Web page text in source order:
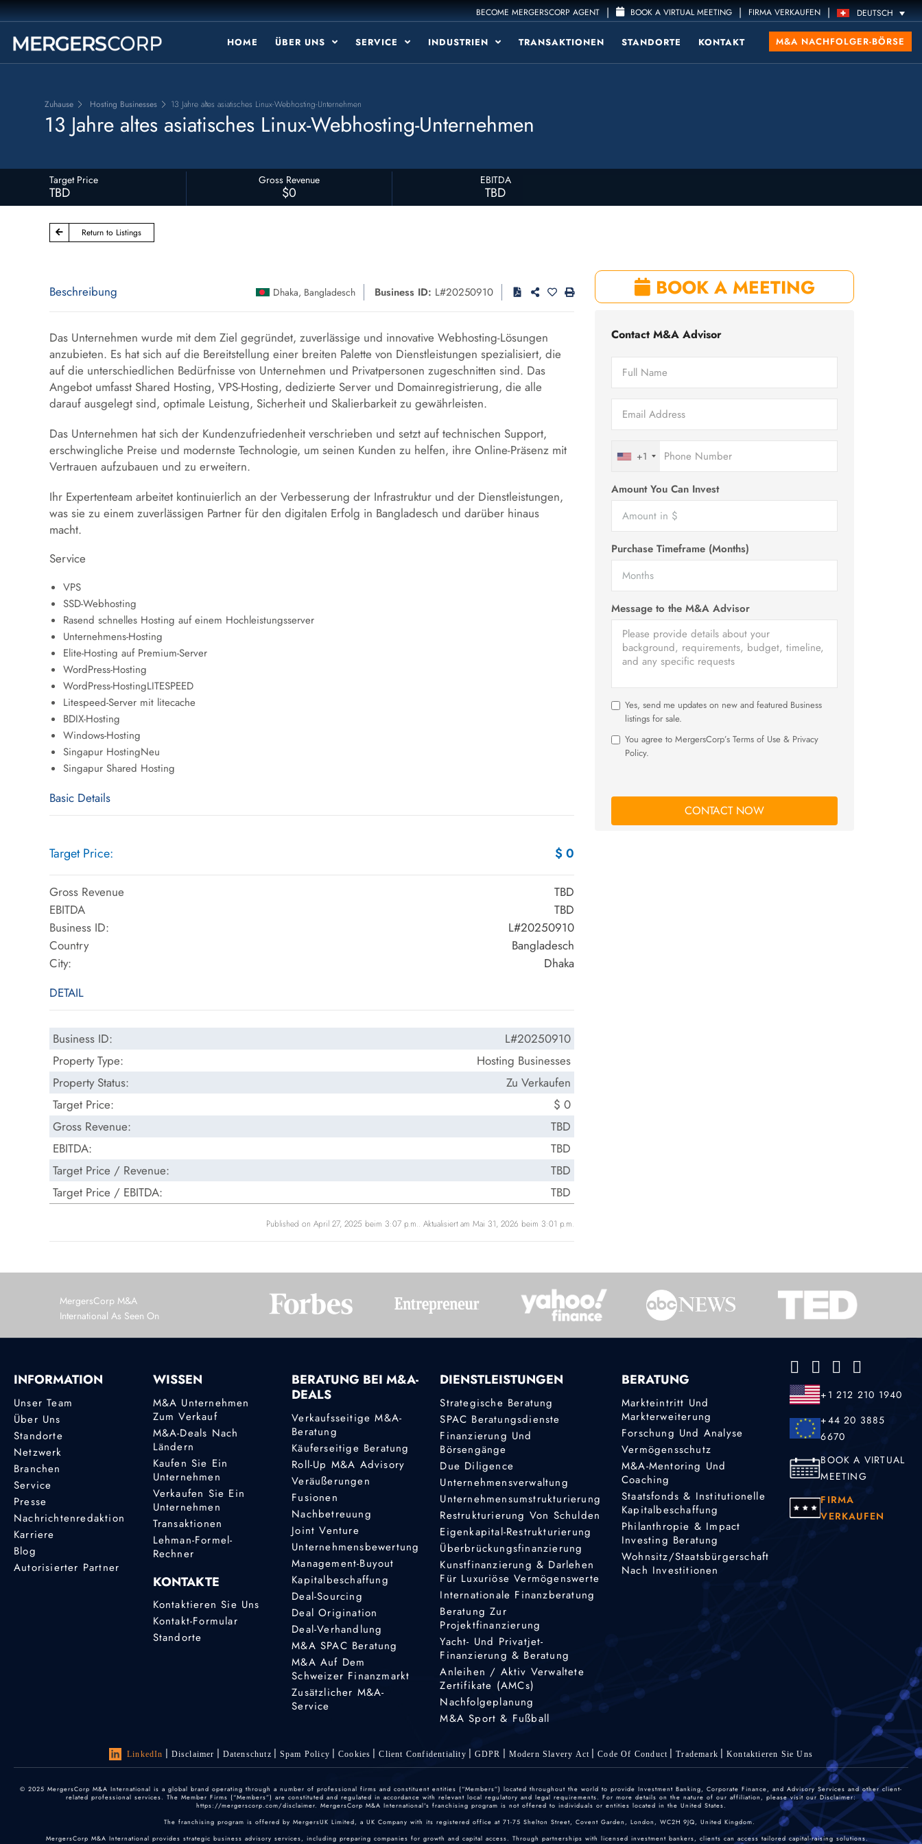
BECOME MERGERSCORP AGENT | BOOK A VIRTUAL MEETING | FIRMA VERKAUFEN | DEUTSCH
HOME ÜBER UNS SERVICE INDUSTRIEN TRANSAKTIONEN STANDORTE KONTAKT M&A NACHFOLGER-BÖRSE
Zuhause Hosting Businesses 13 Jahre altes asiatisches Linux-Webhosting-Unternehmen
13 Jahre altes asiatisches Linux-Webhosting-Unternehmen
Target Price
TBD
Gross Revenue
$0
EBITDA
TBD
Return to Listings
Beschreibung Dhaka, Bangladesch Business ID: L#20250910
Das Unternehmen wurde mit dem Ziel gegründet, zuverlässige und innovative Webhosting-Lösungen
anzubieten. Es hat sich auf die Bereitstellung einer breiten Palette von Dienstleistungen spezialisiert, die
auf die unterschiedlichen Bedürfnisse von Unternehmen und Privatpersonen zugeschnitten sind. Das
Angebot umfasst Shared Hosting, VPS-Hosting, dedizierte Server und Domainregistrierung, die alle
darauf ausgelegt sind, optimale Leistung, Sicherheit und Skalierbarkeit zu gewährleisten.
Das Unternehmen hat sich der Kundenzufriedenheit verschrieben und setzt auf technischen Support,
erschwingliche Preise und modernste Technologie, um seinen Kunden zu helfen, ihre Online-Präsenz mit
Vertrauen aufzubauen und zu erweitern.
Ihr Expertenteam arbeitet kontinuierlich an der Verbesserung der Infrastruktur und der Dienstleistungen,
was sie zu einem zuverlässigen Partner für den digitalen Erfolg in Bangladesch und darüber hinaus
macht.
Service
VPS
SSD-Webhosting
Rasend schnelles Hosting auf einem Hochleistungsserver
Unternehmens-Hosting
Elite-Hosting auf Premium-Server
WordPress-Hosting
WordPress-HostingLITESPEED
Litespeed-Server mit litecache
BDIX-Hosting
Windows-Hosting
Singapur HostingNeu
Singapur Shared Hosting
Basic Details
Target Price: $ 0
Gross Revenue
TBD
EBITDA
TBD
Business ID:
L#20250910
Country
Bangladesch
City:
Dhaka
DETAIL
Business ID:
L#20250910
Property Type:
Hosting Businesses
Property Status:
Zu Verkaufen
Target Price:
$ 0
Gross Revenue:
TBD
EBITDA:
TBD
Target Price / Revenue:
TBD
Target Price / EBITDA:
TBD
Published on April 27, 2025 beim 3:07 p.m.. Aktualisiert am Mai 31, 2026 beim 3:01 p.m.
BOOK A MEETING
Contact M&A Advisor
+1
Amount You Can Invest
Purchase Timeframe (Months)
Message to the M&A Advisor
Yes, send me updates on new and featured Business
listings for sale.
You agree to MergersCorp’s Terms of Use & Privacy
Policy.
MergersCorp M&A
International As Seen On
INFORMATION
Unser Team
Über Uns
Standorte
Netzwerk
Branchen
Service
Presse
Nachrichtenredaktion
Karriere
Blog
Autorisierter Partner
WISSEN
M&A Unternehmen
Zum Verkauf
M&A-Deals Nach
Ländern
Kaufen Sie Ein
Unternehmen
Verkaufen Sie Ein
Unternehmen
Transaktionen
Lehman-Formel-
Rechner
KONTAKTE
Kontaktieren Sie Uns
Kontakt-Formular
Standorte
BERATUNG BEI M&A-
DEALS
Verkaufsseitige M&A-
Beratung
Käuferseitige Beratung
Roll-Up M&A Advisory
Veräußerungen
Fusionen
Nachbetreuung
Joint Venture
Unternehmensbewertung
Management-Buyout
Kapitalbeschaffung
Deal-Sourcing
Deal Origination
Deal-Verhandlung
M&A SPAC Beratung
M&A Auf Dem
Schweizer Finanzmarkt
Zusätzlicher M&A-
Service
DIENSTLEISTUNGEN
Strategische Beratung
SPAC Beratungsdienste
Finanzierung Und
Börsengänge
Due Diligence
Unternehmensverwaltung
Unternehmensumstrukturierung
Restrukturierung Von Schulden
Eigenkapital-Restrukturierung
Überbrückungsfinanzierung
Kunstfinanzierung & Darlehen
Für Luxuriöse Vermögenswerte
Internationale Finanzberatung
Beratung Zur
Projektfinanzierung
Yacht- Und Privatjet-
Finanzierung & Beratung
Anleihen / Aktiv Verwaltete
Zertifikate (AMCs)
Nachfolgeplanung
M&A Sport & Fußball
BERATUNG
Markteintritt Und
Markterweiterung
Forschung Und Analyse
Vermögensschutz
M&A-Mentoring Und
Coaching
Staatsfonds & Institutionelle
Kapitalbeschaffung
Philanthropie & Impact
Investing Beratung
Wohnsitz/Staatsbürgerschaft
Nach Investitionen
+1 212 210 1940
+44 20 3885
6670
BOOK A VIRTUAL
MEETING
FIRMA
VERKAUFEN
LinkedIn Disclaimer Datenschutz Spam Policy Cookies Client Confidentiality GDPR Modern Slavery Act Code Of Conduct Trademark Kontaktieren Sie Uns
© 2025 MergersCorp M&A International is a global brand operating through a number of professional firms and constituent entities (“Members”) located throughout the world to provide Investment Banking, Corporate Finance, and Advisory Services and other client-
related professional services. The Member Firms (“Members”) are constituted and regulated in accordance with relevant local regulatory and legal requirements. For more details on the nature of our affiliation, please visit our Disclaimer:
https://mergerscorp.com/disclaimer. MergersCorp M&A International's franchising program is not offered to individuals or entities located in the United States.
The franchising program is offered by MergersUK Limited, a UK Company with its registered office at 71-75 Shelton Street, Covent Garden, London, WC2H 9JQ, United Kingdom.
MergersCorp M&A International provides strategic business advisory services, including preparing companies for growth and capital access. Through partnerships with licensed investment bankers, clients can access tailored capital-raising solutions.